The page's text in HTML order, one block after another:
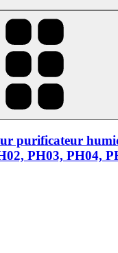
purificateur
PH03, PH04,